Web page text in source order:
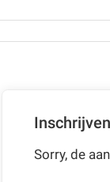
Inschrijven
Sorry, de